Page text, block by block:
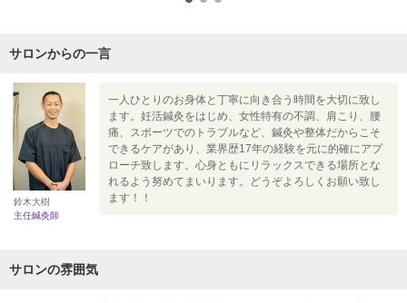
サロンからの一言
鈴木大樹
主任鍼灸師
一人ひとりのお身体と丁寧に向き合う時間を大切に致し
ます。妊活鍼灸をはじめ、女性特有の不調、肩こり、腰
痛、スポーツでのトラブルなど、鍼灸や整体だからこそ
できるケアがあり、業界歴17年の経験を元に的確にアプ
ローチ致します。心身ともにリラックスできる場所とな
れるよう努めてまいります。どうぞよろしくお願い致し
ます！！
サロンの雰囲気